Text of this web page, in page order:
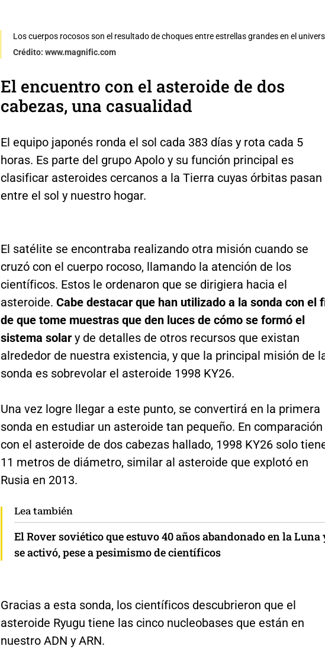
Los cuerpos rocosos son el resultado de choques entre estrellas grandes en el
Crédito: www.magnific.com
El encuentro con el asteroide de dos
cabezas, una casualidad
El equipo japonés ronda el sol cada 383 días y rota cada 5
horas. Es parte del grupo Apolo y su función principal es
clasificar asteroides cercanos a la Tierra cuyas órbitas pasan
entre el sol y nuestro hogar.
El satélite se encontraba realizando otra misión cuando se
cruzó con el cuerpo rocoso, llamando la atención de los
científicos. Estos le ordenaron que se dirigiera hacia el
asteroide. Cabe destacar que han utilizado a la sonda con el
de que tome muestras que den luces de cómo se formó el
sistema solary de detalles de otros recursos que existan
alrededor de nuestra existencia, y que la principal misión de
sonda es sobrevolar el asteroide 1998 KY26.
Una vez logre llegar a este punto, se convertirá en la primera
sonda en estudiar un asteroide tan pequeño. En comparación
con el asteroide de dos cabezas hallado, 1998 KY26 solo
11 metros de diámetro, similar al asteroide que explotó en
Rusia en 2013.
Lea también
El Rover soviético que estuvo 40 años abandonado en la Luna
se activó, pese a pesimismo de científicos
Gracias a esta sonda, los científicos descubrieron que el
asteroide Ryugu tiene las cinco nucleobases que están en
nuestro ADN y ARN.